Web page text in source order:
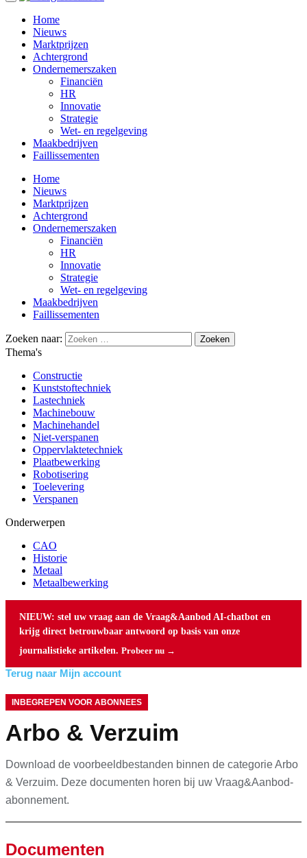
Home
Nieuws
Marktprijzen
Achtergrond
Ondernemerszaken
Financiën
HR
Innovatie
Strategie
Wet- en regelgeving
Maakbedrijven
Faillissementen
Home
Nieuws
Marktprijzen
Achtergrond
Ondernemerszaken
Financiën
HR
Innovatie
Strategie
Wet- en regelgeving
Maakbedrijven
Faillissementen
Zoeken naar:
Thema's
Constructie
Kunststoftechniek
Lastechniek
Machinebouw
Machinehandel
Niet-verspanen
Oppervlaktetechniek
Plaatbewerking
Robotisering
Toelevering
Verspanen
Onderwerpen
CAO
Historie
Metaal
Metaalbewerking
NIEUW: stel uw vraag aan de Vraag&Aanbod AI-chatbot en
krijg direct betrouwbaar antwoord op basis van onze
journalistieke artikelen. Probeer nu →
Terug naar Mijn account
INBEGREPEN VOOR ABONNEES
Arbo & Verzuim
Download de voorbeeldbestanden binnen de categorie Arbo
& Verzuim. Deze documenten horen bij uw Vraag&Aanbod-
abonnement.
Documenten